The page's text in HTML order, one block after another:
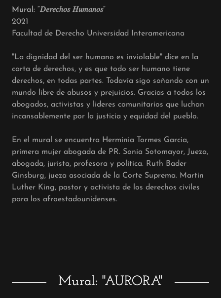
Mural: “𝐷𝑒𝑟𝑒𝑐ℎ𝑜𝑠 𝐻𝑢𝑚𝑎𝑛𝑜𝑠“
2021
Facultad de Derecho Universidad Interamericana
"La dignidad del ser humano es inviolable" dice en la
carta de derechos, y es que todo ser humano tiene
derechos, en todas partes. Todavía sigo soñando con un
mundo libre de abusos y prejuicios. Gracias a todos los
abogados, activistas y lideres comunitarios que luchan
incansablemente por la justicia y equidad del pueblo.
En el mural se encuentra Herminia Tormes Garcia,
primera mujer abogada de PR. Sonia Sotomayor, Jueza,
abogada, jurista, profesora y politica. Ruth Bader
Ginsburg, jueza asociada de la Corte Suprema. Martin
Luther King, pastor y activista de los derechos civiles
para los afroestadounidenses.
Mural: "AURORA"